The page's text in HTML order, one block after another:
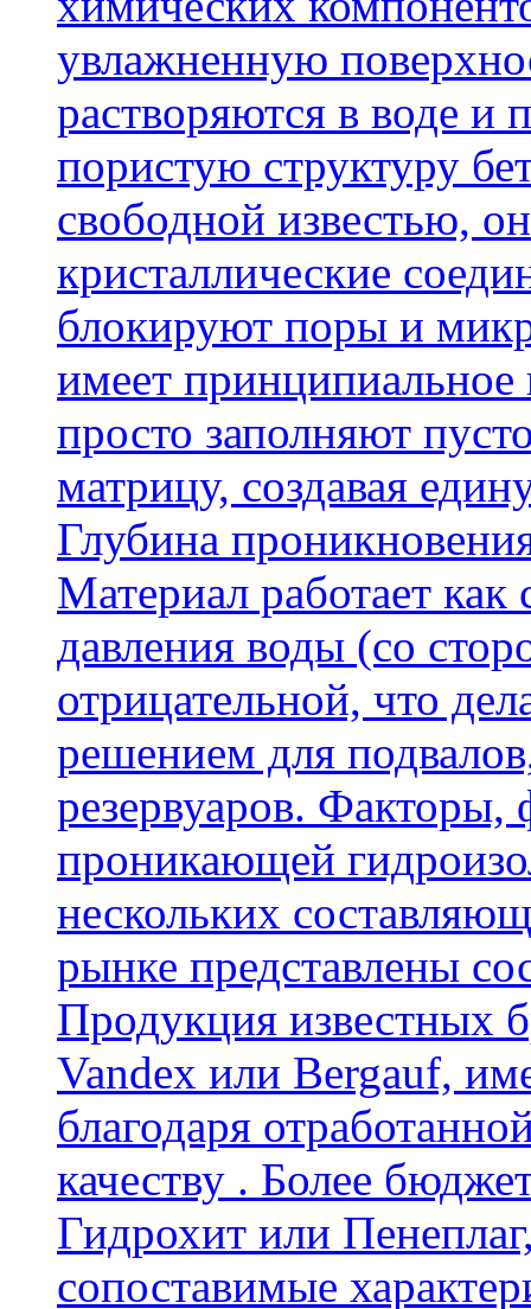
увлажненную
растворяются в воде и
пористую структуру
свободной известью,
кристаллические
блокируют поры и
имеет
просто заполняют
матрицу, создавая
Глубина
Материал работает
давления воды (со
отрицательной, что
решением для
резервуаров.
проникающей
нескольких
рынке представлены
Продукция известных
Vandex или Bergauf,
благодаря
качеству . Более
Гидрохит или
сопоставимые